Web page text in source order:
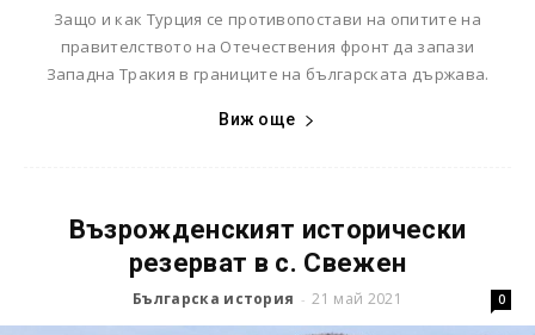
Защо и как Турция се противопостави на опитите на
правителството на Отечествения фронт да запази
Западна Тракия в границите на българската държава.
Виж още
Възрожденският исторически
резерват в с. Свежен
Българска история - 21 май 2021 0